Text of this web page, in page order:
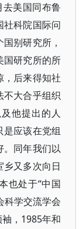
美国同布鲁
科院国际问
别研究所，
国研究所的所
后来得知社
大合乎组织
他提出的人
应该在党组
同年我们以
又多次向日
也处于“中国
科学交流学会
，1985年和